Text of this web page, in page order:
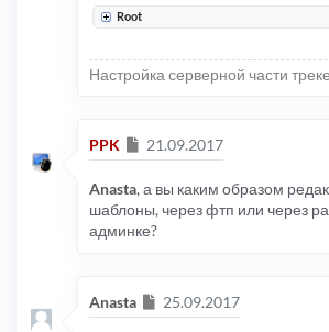
Root
Настройка серверной части
PPK Сообщение
21.09.2017
Anasta, а вы каким образом
шаблоны, через фтп или через
админке?
Anasta Сообщение
25.09.2017